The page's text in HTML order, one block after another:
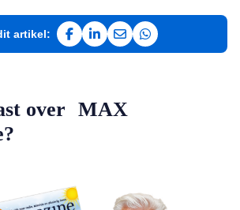
artikel:
Deel op Facebook
Deel op LinkedIn
Deel via e-mail
Deel via
over MAX